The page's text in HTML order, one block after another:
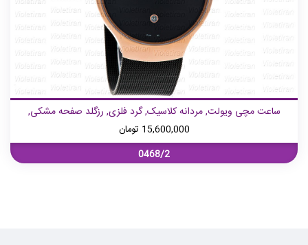
ساعت مچی ویولت, مردانه کلاسیک, گرد فلزی, رزگلد صفحه مشکی,
15,600,000 تومان
0468/2